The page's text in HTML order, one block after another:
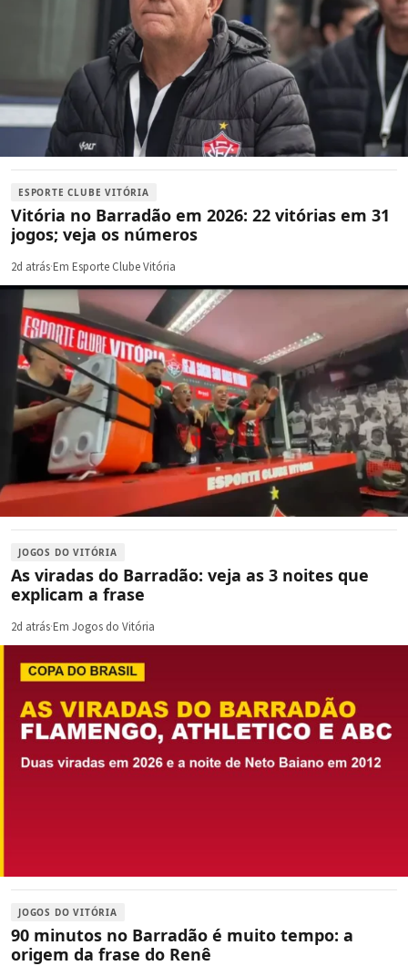
ESPORTE CLUBE VITÓRIA
Vitória no Barradão em 2026: 22 vitórias em 31
jogos; veja os números
2d atrás·Em Esporte Clube Vitória
JOGOS DO VITÓRIA
As viradas do Barradão: veja as 3 noites que
explicam a frase
2d atrás·Em Jogos do Vitória
JOGOS DO VITÓRIA
90 minutos no Barradão é muito tempo: a
origem da frase do Renê